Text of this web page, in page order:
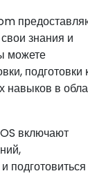
знания и
можете
подготовки
навыков в
включают
подготовиться